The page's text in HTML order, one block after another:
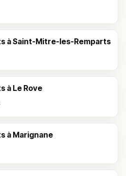
à Saint-Mitre-les-Remparts
à Le Rove
à Marignane